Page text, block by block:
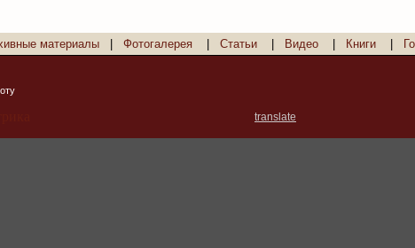
материалы Фотогалерея Статьи Видео Книги
translate